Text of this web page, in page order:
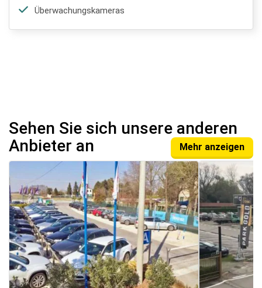
Überwachungskameras
Sehen Sie sich unsere anderen
Anbieter an
Mehr anzeigen